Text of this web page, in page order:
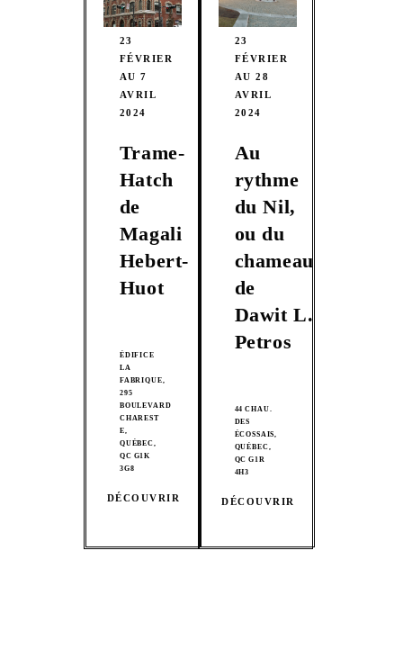
23
FÉVRIER
AU 7
AVRIL
2024
Trame-
Hatch
de
Magali
Hebert-
Huot
ÉDIFICE
LA
FABRIQUE,
295
BOULEVARD
CHAREST
E,
QUÉBEC,
QC G1K
3G8
DÉCOUVRIR
23
FÉVRIER
AU 28
AVRIL
2024
Au
rythme
du Nil,
ou du
chameau
de
Dawit L.
Petros
44 CHAU.
DES
ÉCOSSAIS,
QUÉBEC,
QC G1R
4H3
DÉCOUVRIR